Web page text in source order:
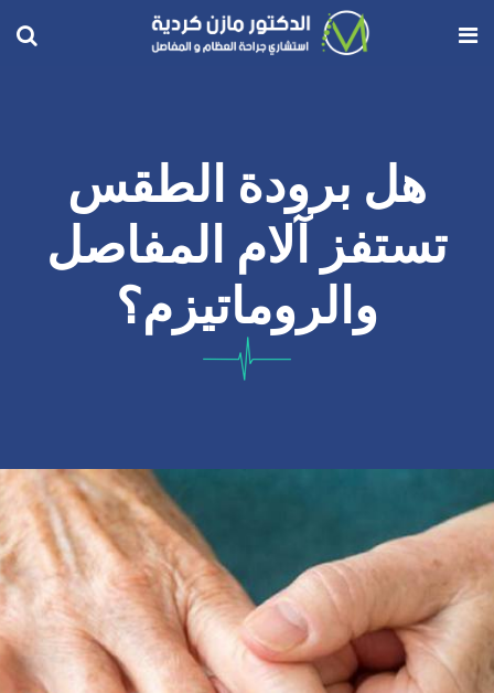
هل برودة الطقس
تستفز آلام المفاصل
والروماتيزم؟